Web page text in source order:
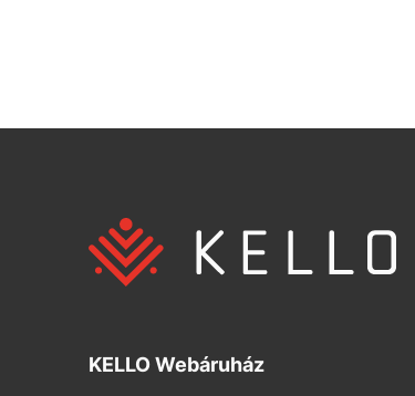
KELLO Webáruház